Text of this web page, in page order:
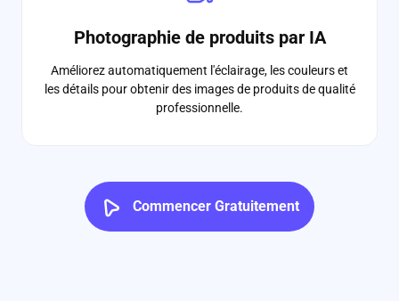
Photographie de produits par IA
Améliorez automatiquement l'éclairage, les couleurs et
les détails pour obtenir des images de produits de qualité
professionnelle.
Commencer Gratuitement